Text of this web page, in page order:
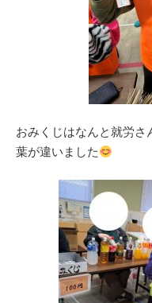
おみくじはなんと就労
葉が違いました